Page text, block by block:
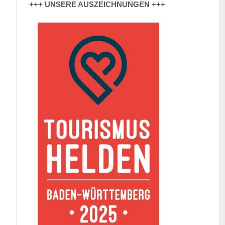
+++ UNSERE AUSZEICHNUNGEN +++